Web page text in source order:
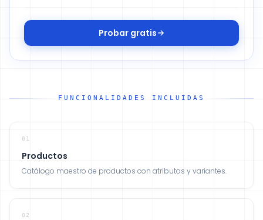
Probar gratis
FUNCIONALIDADES INCLUIDAS
01
Productos
Catálogo maestro de productos con atributos y variantes.
02